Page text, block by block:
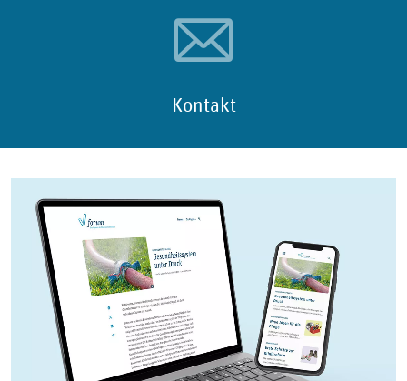
Kontakt